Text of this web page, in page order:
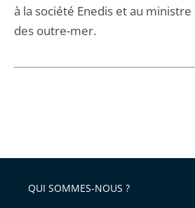
à la société Enedis et au
des outre-mer.
QUI SOMMES-NOUS ?